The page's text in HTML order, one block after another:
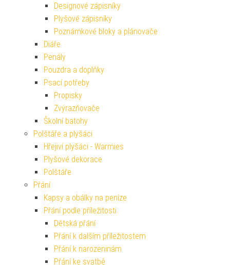
Designové zápisníky
Plyšové zápisníky
Poznámkové bloky a plánovače
Diáře
Penály
Pouzdra a doplňky
Psací potřeby
Propisky
Zvýrazňovače
Školní batohy
Polštáře a plyšáci
Hřejiví plyšáci - Warmies
Plyšové dekorace
Polštáře
Přání
Kapsy a obálky na peníze
Přání podle příležitosti
Dětská přání
Přání k dalším příležitostem
Přání k narozeninám
Přání ke svatbě